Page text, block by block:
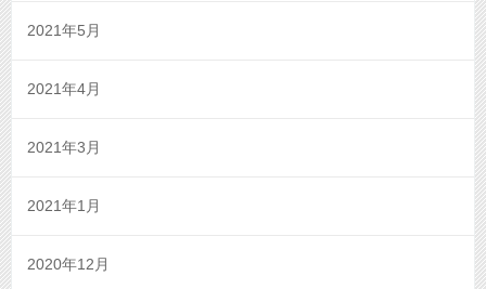
2021年5月
2021年4月
2021年3月
2021年1月
2020年12月